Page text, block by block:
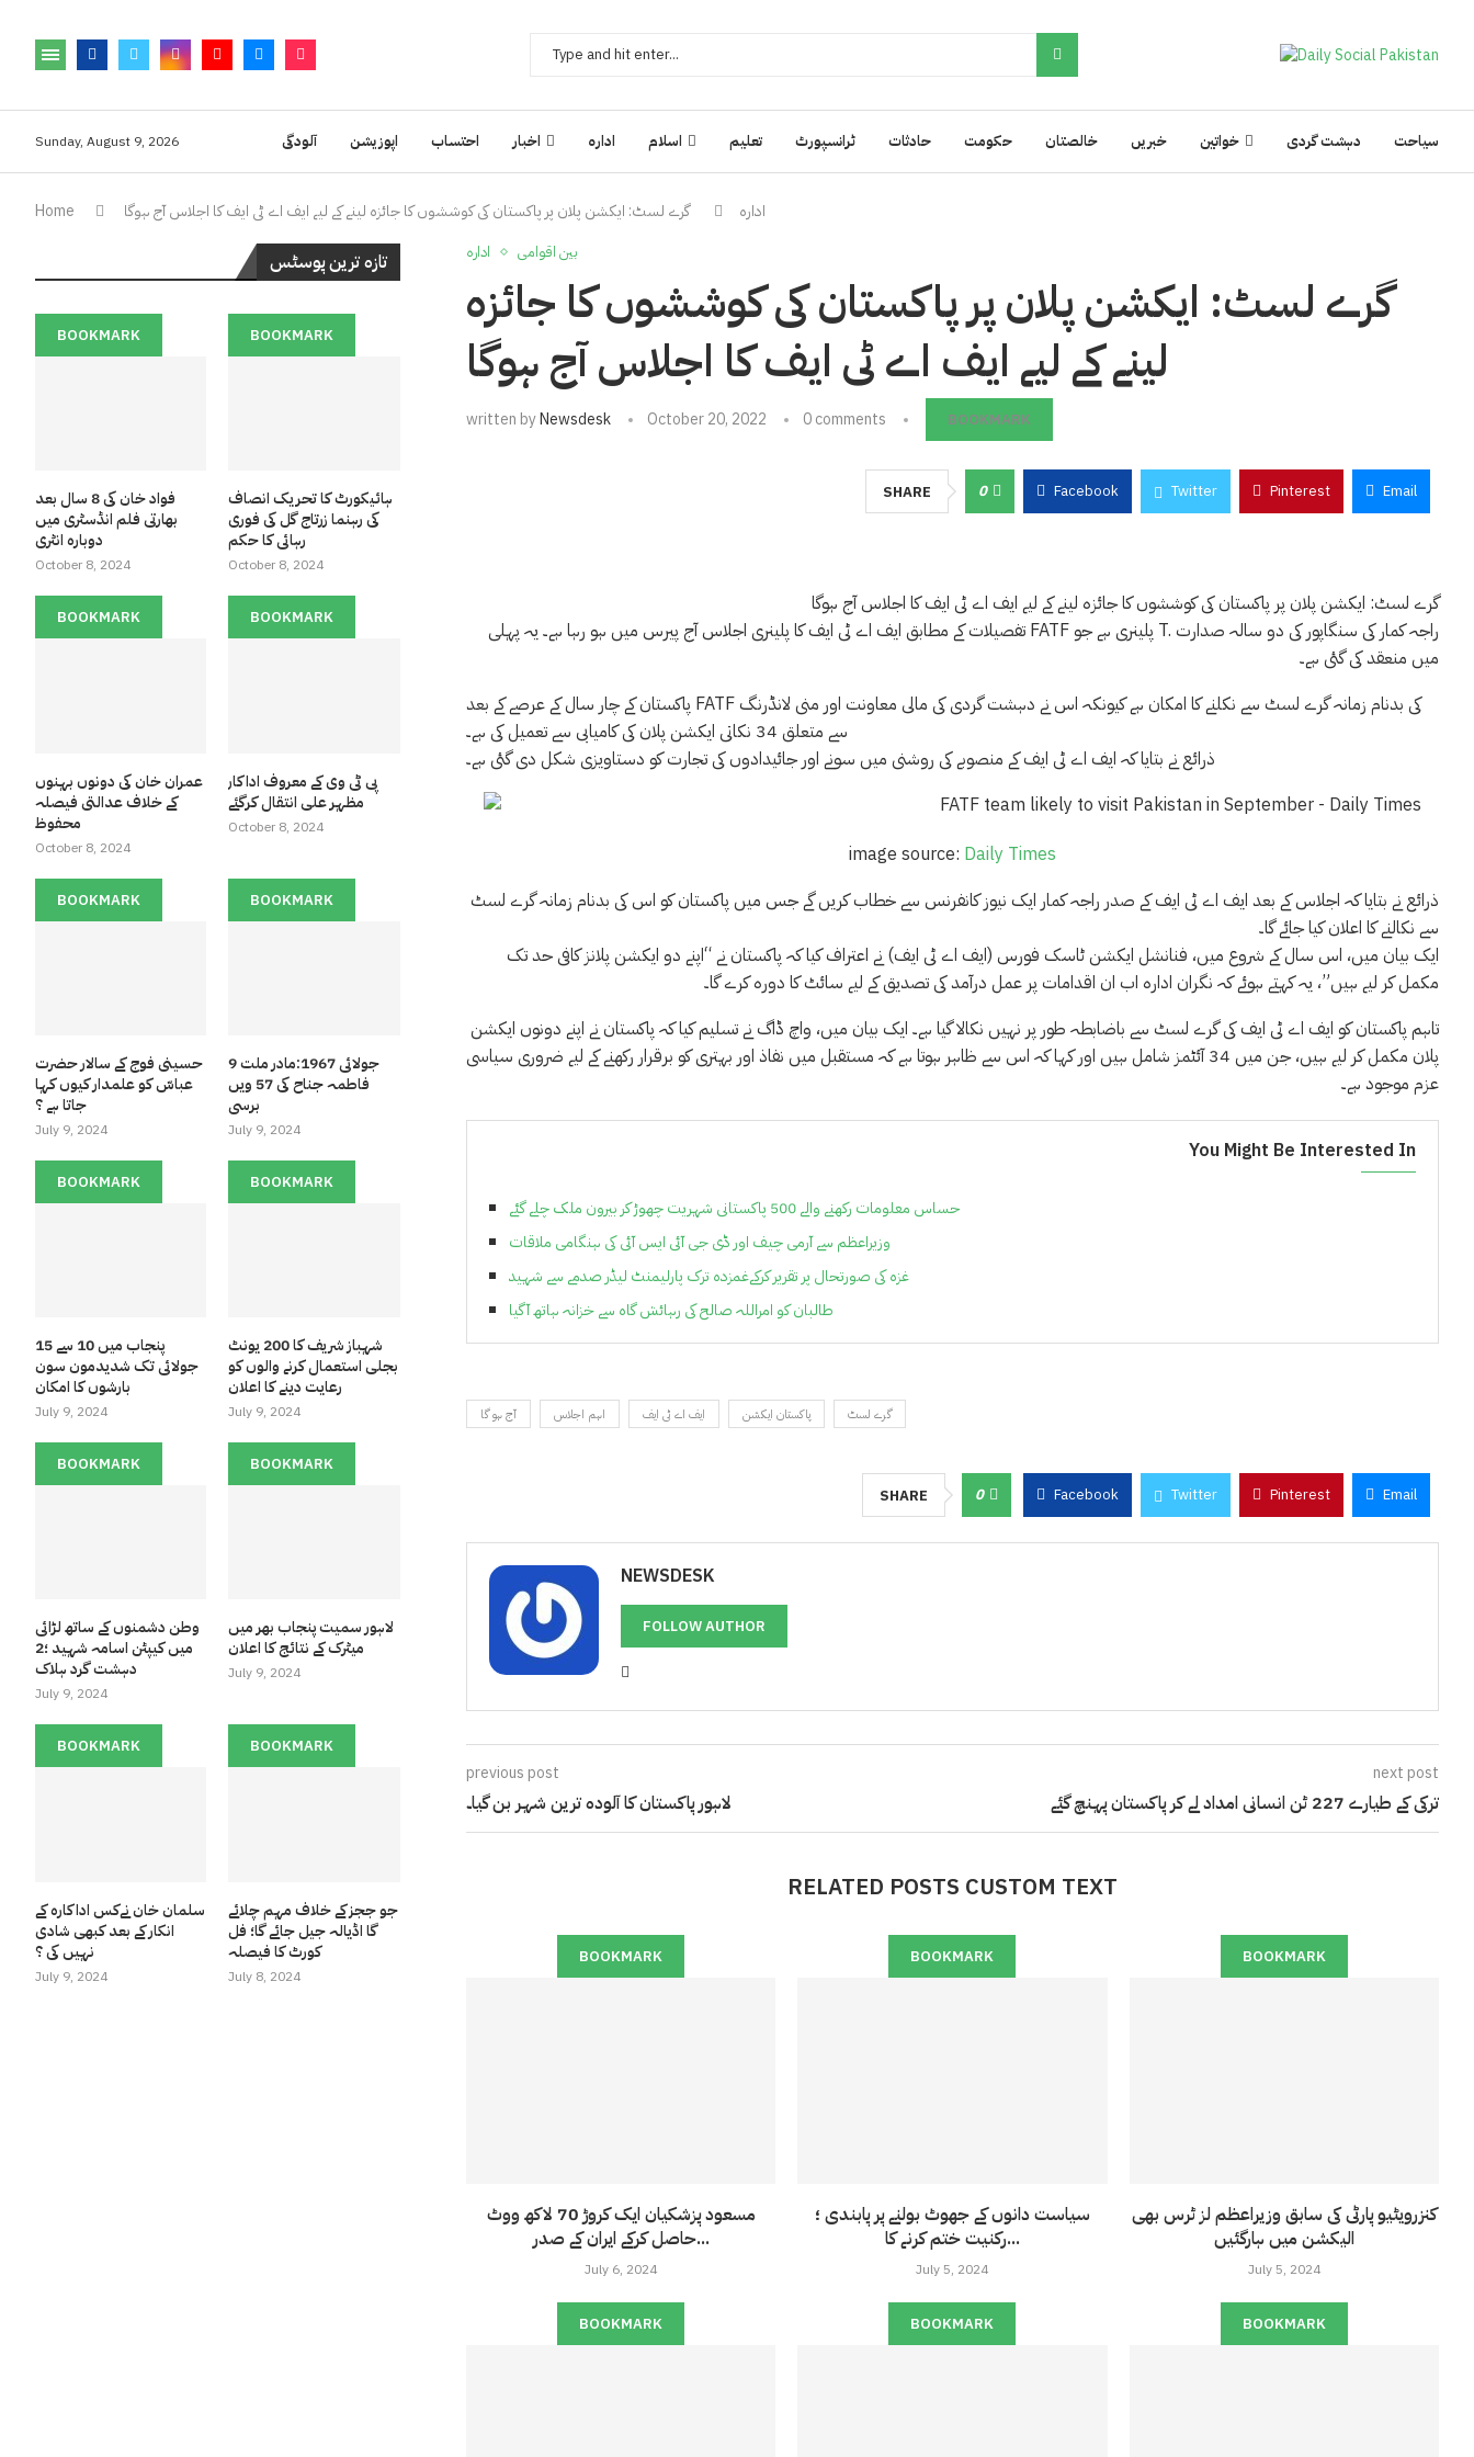
Sunday, August 9, 2026 آلودگی اپوزیشن احتساب اخبار ادارہ اسلام تعلیم ٹرانسپورٹ حادثات حکومت خالصتان خبریں خواتین دہشت گردی سیاحت
Home ادارہ گرے لسٹ: ایکشن پلان پر پاکستان کی کوششوں کا جائزہ لینے کے لیے ایف اے ٹی ایف کا اجلاس آج ہوگا
ادارہ بین اقوامی
گرے لسٹ: ایکشن پلان پر پاکستان کی کوششوں کا جائزہ
لینے کے لیے ایف اے ٹی ایف کا اجلاس آج ہوگا
written byNewsdesk October 20, 2022 0 comments BOOKMARK
SHARE 0 Facebook Twitter Pinterest Email
گرے لسٹ: ایکشن پلان پر پاکستان کی کوششوں کا جائزہ لینے کے لیے ایف اے ٹی ایف کا اجلاس آج ہوگا
تفصیلات کے مطابق ایف اے ٹی ایف کا پلینری اجلاس آج پیرس میں ہو رہا ہے۔ یہ پہلی FATF پلینری ہے جو T. راجہ کمار کی سنگاپور کی دو سالہ صدارت
میں منعقد کی گئی ہے۔
پاکستان کے چار سال کے عرصے کے بعد FATF کی بدنام زمانہ گرے لسٹ سے نکلنے کا امکان ہے کیونکہ اس نے دہشت گردی کی مالی معاونت اور منی لانڈرنگ
سے متعلق 34 نکاتی ایکشن پلان کی کامیابی سے تعمیل کی ہے۔
ذرائع نے بتایا کہ ایف اے ٹی ایف کے منصوبے کی روشنی میں سونے اور جائیدادوں کی تجارت کو دستاویزی شکل دی گئی ہے۔
image source: Daily Times
ذرائع نے بتایا کہ اجلاس کے بعد ایف اے ٹی ایف کے صدر راجہ کمار ایک نیوز کانفرنس سے خطاب کریں گے جس میں پاکستان کو اس کی بدنام زمانہ گرے لسٹ
سے نکالنے کا اعلان کیا جائے گا۔
ایک بیان میں، اس سال کے شروع میں، فنانشل ایکشن ٹاسک فورس (ایف اے ٹی ایف) نے اعتراف کیا کہ پاکستان نے “اپنے دو ایکشن پلانز کافی حد تک
مکمل کر لیے ہیں”، یہ کہتے ہوئے کہ نگران ادارہ اب ان اقدامات پر عمل درآمد کی تصدیق کے لیے سائٹ کا دورہ کرے گا۔
تاہم پاکستان کو ایف اے ٹی ایف کی گرے لسٹ سے باضابطہ طور پر نہیں نکالا گیا ہے۔ ایک بیان میں، واچ ڈاگ نے تسلیم کیا کہ پاکستان نے اپنے دونوں ایکشن
پلان مکمل کر لیے ہیں، جن میں 34 آئٹمز شامل ہیں اور کہا کہ اس سے ظاہر ہوتا ہے کہ مستقبل میں نفاذ اور بہتری کو برقرار رکھنے کے لیے ضروری سیاسی
عزم موجود ہے۔
You Might Be Interested In
حساس معلومات رکھنے والے 500 پاکستانی شہریت چھوڑ کر بیرون ملک چلے گئے
وزیراعظم سے آرمی چیف اور ڈی جی آئی ایس آئی کی ہنگامی ملاقات
غزہ کی صورتحال پر تقریر کرکےغمزدہ ترک پارلیمنٹ لیڈر صدمے سے شہید
طالبان کو امراللہ صالح کی رہائش گاہ سے خزانہ ہاتھ آگیا
آج ہو گا اہم اجلاس ایف اے ٹی ایف پاکستان ایکشن گرے لسٹ
SHARE 0 Facebook Twitter Pinterest Email
NEWSDESK
FOLLOW AUTHOR
previous post
لاہور پاکستان کا آلودہ ترین شہر بن گیا۔
next post
ترکی کے طیارے 227 ٹن انسانی امداد لے کر پاکستان پہنچ گئے
RELATED POSTS CUSTOM TEXT
BOOKMARK
مسعود پزشکیان ایک کروڑ 70 لاکھ ووٹ
حاصل کرکے ایران کے صدر...
July 6, 2024
BOOKMARK
سیاست دانوں کے جھوٹ بولنے پر پابندی ؛
رکنیت ختم کرنے کا...
July 5, 2024
BOOKMARK
کنزرویٹیو پارٹی کی سابق وزیراعظم لز ٹرس بھی
الیکشن میں ہارگئیں
July 5, 2024
BOOKMARK BOOKMARK BOOKMARK
تازہ ترین پوسٹس
BOOKMARK
فواد خان کی 8 سال بعد
بھارتی فلم انڈسٹری میں
دوبارہ انٹری
October 8, 2024
BOOKMARK
ہائیکورٹ کا تحریک انصاف
کی رہنما زرتاج گل کی فوری
رہائی کا حکم
October 8, 2024
BOOKMARK
عمران خان کی دونوں بہنوں
کے خلاف عدالتی فیصلہ
محفوظ
October 8, 2024
BOOKMARK
پی ٹی وی کے معروف اداکار
مظہر علی انتقال کرگئے
October 8, 2024
BOOKMARK
حسینی فوج کے سالار حضرت
عباسّ کو علمدار کیوں کہا
جاتا ہے ؟
July 9, 2024
BOOKMARK
9 جولائی 1967:مادر ملت
فاطمہ جناح کی 57 ویں
برسی
July 9, 2024
BOOKMARK
پنجاب میں 10 سے 15
جولائی تک شدیدمون سون
بارشوں کا امکان
July 9, 2024
BOOKMARK
شہباز شریف کا 200 یونٹ
بجلی استعمال کرنے والوں کو
رعایت دینے کا اعلان
July 9, 2024
BOOKMARK
وطن دشمنوں کے ساتھ لڑائی
میں کیپٹن اسامہ شہید ؛2
دہشت گرد ہلاک
July 9, 2024
BOOKMARK
لاہور سمیت پنجاب بھر میں
میٹرک کے نتائج کا اعلان
July 9, 2024
BOOKMARK
سلمان خان نےکس اداکارہ کے
انکار کے بعد کبھی شادی
نہیں کی ؟
July 9, 2024
BOOKMARK
جو ججز کے خلاف مہم چلائے
گا اڈیالہ جیل جائے گا؛ فل
کورٹ کا فیصلہ
July 8, 2024